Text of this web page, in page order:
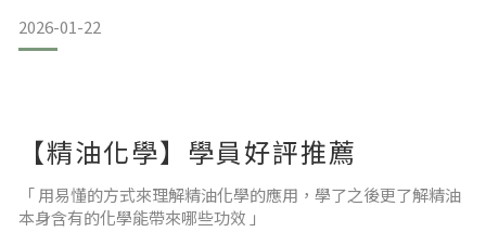
老師的課。」
2026-01-22
【精油化學】學員好評推薦
「 用易懂的方式來理解精油化學的應用，學了之後更了解精油
本身含有的化學能帶來哪些功效 」